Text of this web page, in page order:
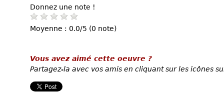
Donnez une note !
Moyenne : 0.0/5 (0 note)
Vous avez aimé cette oeuvre ?
Partagez-la avec vos amis en cliquant sur les icônes